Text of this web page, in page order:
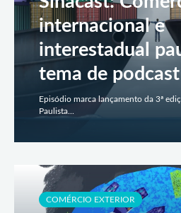
internacional e
interestadual
tema de podcast
Episódio marca lançamento da 3ª
Paulista...
COMÉRCIO EXTERIOR